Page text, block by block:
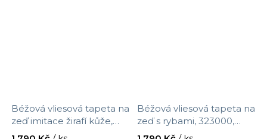
Fuksas
Béžová vliesová tapeta na
zeď imitace žirafí kůže,
323030, Explore, Eijffinger,
Béžová vliesová tapeta na
zeď s rybami, 323000,
Explore, Eijffinger, velikost